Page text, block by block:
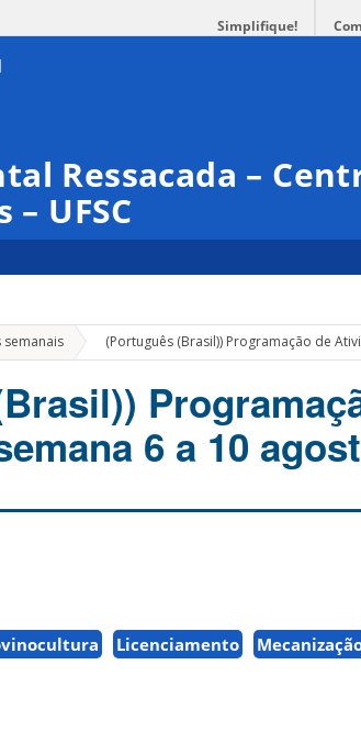
Simplifique!
Ressacada –
UFSC
» (Português (Brasil)) Programação de
6 a 10
Licenciamento